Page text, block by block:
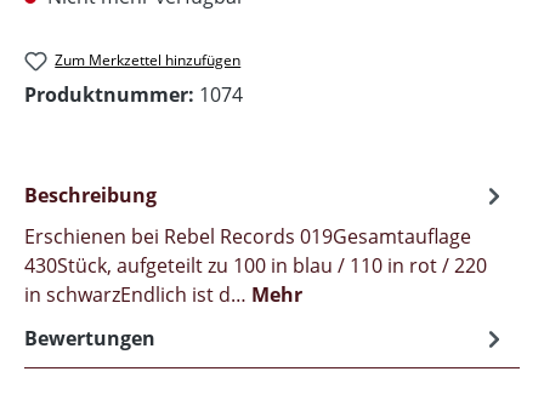
Zum Merkzettel hinzufügen
Produktnummer: 1074
Beschreibung
Erschienen bei Rebel Records 019Gesamtauflage
430Stück, aufgeteilt zu 100 in blau / 110 in rot / 220
in schwarzEndlich ist d… Mehr
Bewertungen